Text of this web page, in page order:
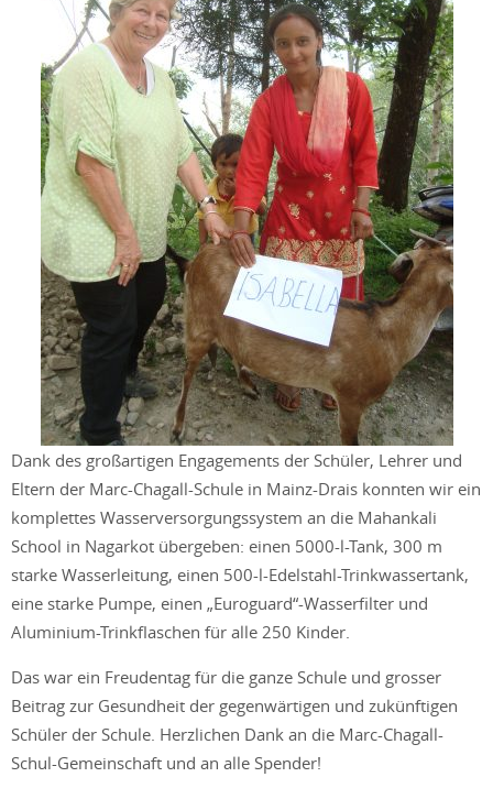
Dank des großartigen Engagements der Schüler, Lehrer und
Eltern der Marc-Chagall-Schule in Mainz-Drais konnten wir ein
komplettes Wasserversorgungssystem an die Mahankali
School in Nagarkot übergeben: einen 5000-l-Tank, 300 m
starke Wasserleitung, einen 500-l-Edelstahl-Trinkwassertank,
eine starke Pumpe, einen „Euroguard“-Wasserfilter und
Aluminium-Trinkflaschen für alle 250 Kinder.
Das war ein Freudentag für die ganze Schule und grosser
Beitrag zur Gesundheit der gegenwärtigen und zukünftigen
Schüler der Schule. Herzlichen Dank an die Marc-Chagall-
Schul-Gemeinschaft und an alle Spender!